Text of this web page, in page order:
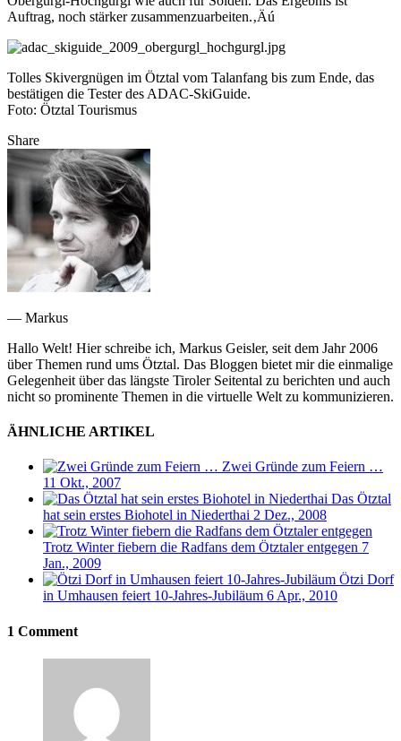
Auftrag, noch stärker zusammenzuarbeiten.‚Äú
Tolles Skivergnügen im Ötztal vom Talanfang bis zum Ende, das
bestätigen die Tester des ADAC-SkiGuide.
Foto: Ötztal Tourismus
Share
— Markus
Hallo Welt! Hier schreibe ich, Markus Geisler, seit dem Jahr 2006
über Themen rund ums Ötztal. Das Bloggen bietet mir die einmalige
Gelegenheit über das längste Tiroler Seitental zu berichten und auch
nicht so prominente Themen in die virtuelle Welt zu kommunizieren.
ÄHNLICHE ARTIKEL
Zwei Gründe zum Feiern …
11 Okt., 2007
Das Ötztal
hat sein erstes Biohotel in Niederthai 2 Dez., 2008
Trotz Winter fiebern die Radfans dem Ötztaler entgegen 7
Jan., 2009
Ötzi Dorf
in Umhausen feiert 10-Jahres-Jubiläum 6 Apr., 2010
1 Comment